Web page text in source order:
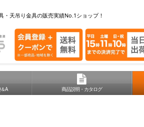
・天吊り金具の販売実績No.1ショップ！
A 商品説明・カタログ